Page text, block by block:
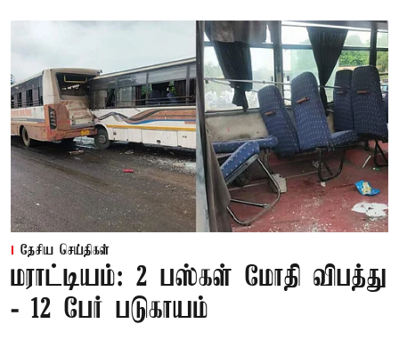
தேசிய செய்திகள்
மராட்டியம்: 2 பஸ்கள் மோதி விபத்து
- 12 பேர் படுகாயம்